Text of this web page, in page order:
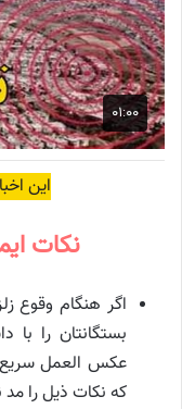
این
نکات
اگر هنگام وقوع
بستگانتان را با
عکس العمل سریع
که نکات ذیل را